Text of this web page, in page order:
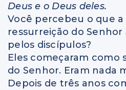
Deus e o Deus deles.
Você percebeu o que
ressurreição do Senhor
pelos discípulos?
Eles começaram como
do Senhor. Eram nada
Depois de três anos